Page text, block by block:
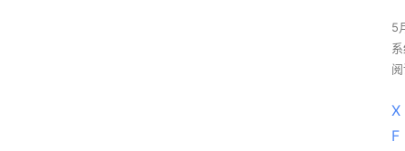
5
X
F